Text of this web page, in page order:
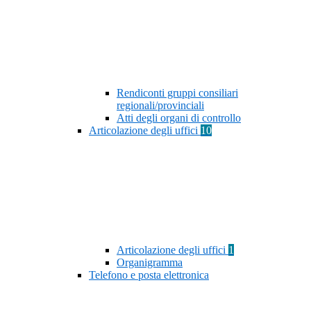
Rendiconti gruppi consiliari
regionali/provinciali
Atti degli organi di controllo
Articolazione degli uffici 10
Articolazione degli uffici 1
Organigramma
Telefono e posta elettronica